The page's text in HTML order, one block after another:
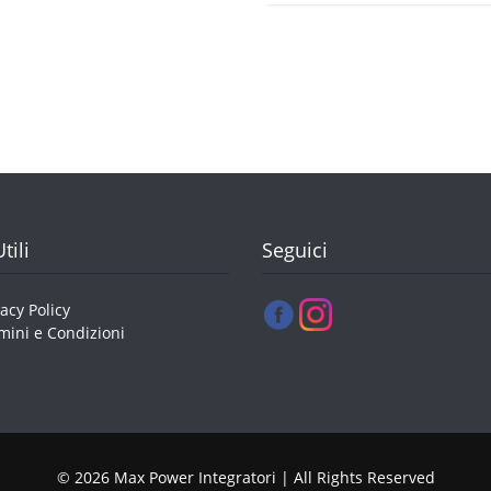
del
Policy
e Condizioni
Seguici
© 2026 Max Power Integratori | All Rights Reserved